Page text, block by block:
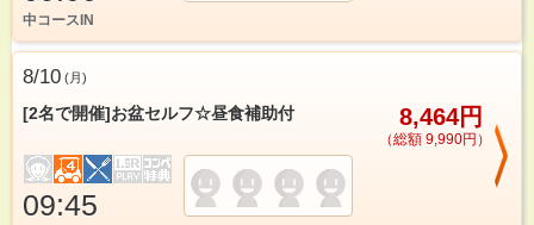
中コースIN
8/10 (月)
[2名で開催]お盆セルフ☆昼食補助付 8,464円
（総額 9,990円）
09:45